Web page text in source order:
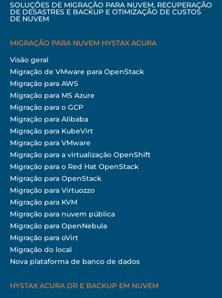
SOLUÇÕES DE MIGRAÇÃO PARA NUVEM, RECUPERAÇÃO
DE DESASTRES E BACKUP E OTIMIZAÇÃO DE CUSTOS
DE NUVEM
MIGRAÇÃO PARA NUVEM HYSTAX ACURA
Visão geral
Migração de VMware para OpenStack
Migração para AWS
Migração para MS Azure
Migração para o GCP
Migração para Alibaba
Migração para KubeVirt
Migração para VMware
Migração para a virtualização OpenShift
Migração para o Red Hat OpenStack
Migração para OpenStack
Migração para Virtuozzo
Migração para KVM
Migração para nuvem pública
Migração para OpenNebula
Migração para oVirt
Migração do local
Nova plataforma de banco de dados
HYSTAX ACURA DR E BACKUP EM NUVEM